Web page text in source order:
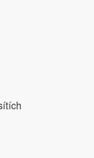
znění
je bez